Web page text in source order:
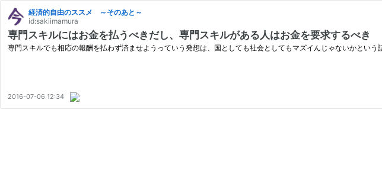
経済的自由のススメ ～そのあと～
id:sakiimamura
専門スキルにはお金を払うべきだし、専門スキルがある人はお金を要求するべき
専門スキルでも相応の報酬を払わず済ませようっていう発想は、国としても社会としてもマズイんじゃないかという話
2016-07-06 12:34